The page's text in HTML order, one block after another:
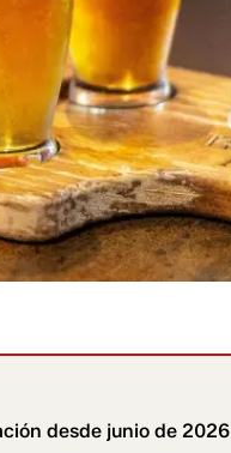
desde junio de 2026